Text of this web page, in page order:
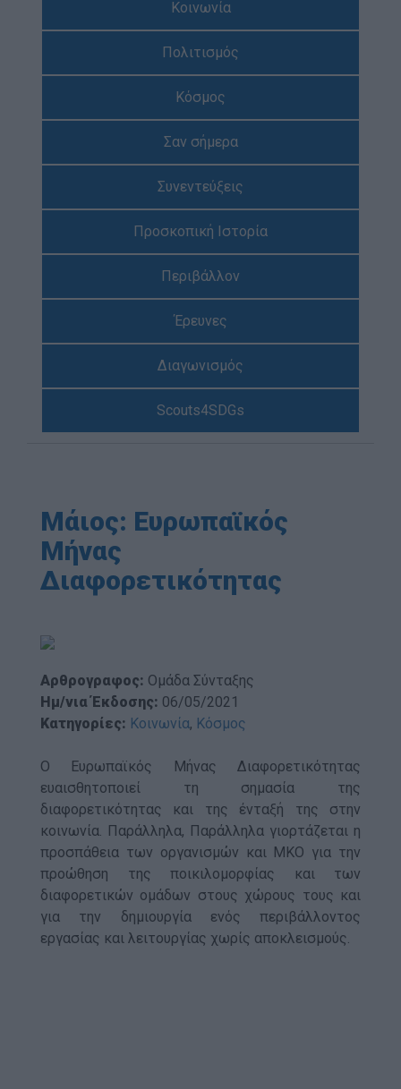
Η Προσκοπική Μέθοδος
Προσκοπικό Πρόγραμμα
Στόχοι Βιώσιμης Ανάπτυξης
Earth Tribe
Ομάδα Διάσωσης Άγριας Ζωής
Νέα
Media Center
Δελτία Τύπου
Φωτογραφικό Υλικό
Κοινωνία
Πολιτισμός
Κόσμος
Σαν σήμερα
Συνεντεύξεις
Προσκοπική Ιστορία
Περιβάλλον
Έρευνες
Διαγωνισμός
Scouts4SDGs
Μάιος: Ευρωπαϊκός
Μήνας
Διαφορετικότητας
Αρθρογραφος: Ομάδα Σύνταξης
Ημ/νια Έκδοσης: 06/05/2021
Κατηγορίες: Κοινωνία, Κόσμος
Ο Ευρωπαϊκός Μήνας Διαφορετικότητας
ευαισθητοποιεί τη σημασία της
διαφορετικότητας και της ένταξή της στην
κοινωνία. Παράλληλα, Παράλληλα γιορτάζεται η
προσπάθεια των οργανισμών και ΜΚΟ για την
προώθηση της ποικιλομορφίας και των
διαφορετικών ομάδων στους χώρους τους και
για την δημιουργία ενός περιβάλλοντος
εργασίας και λειτουργίας χωρίς αποκλεισμούς.